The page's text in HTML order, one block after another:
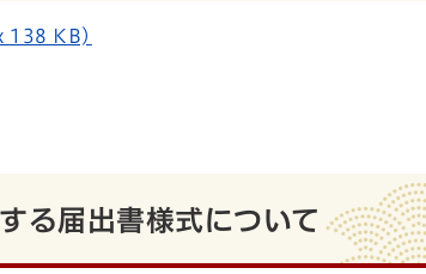
138 KB)
る届出書様式について